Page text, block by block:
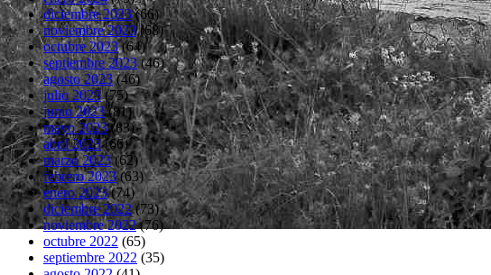
diciembre 2023(66)
noviembre 2023(68)
octubre 2023(64)
septiembre 2023(46)
agosto 2023(46)
julio 2023(75)
junio 2023(81)
mayo 2023(83)
abril 2023(66)
marzo 2023(62)
febrero 2023(63)
enero 2023(74)
diciembre 2022(73)
noviembre 2022(76)
octubre 2022 (65)
septiembre 2022 (35)